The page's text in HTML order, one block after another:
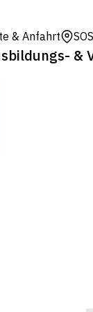
& Anfahrt SOS
&